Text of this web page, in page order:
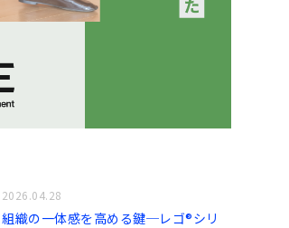
組織の一体感を高める鍵─レゴ®シリ
2026.04.28